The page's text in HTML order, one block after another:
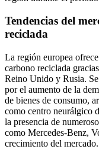
Tendencias del
reciclada
La región europea
carbono reciclada
Reino Unido y Rusia.
por el aumento de la
de bienes de consumo,
como centro neurálgico
la presencia de
como Mercedes-Benz,
crecimiento del